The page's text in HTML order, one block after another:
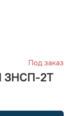
Под заказ
ЗНСП-2Т